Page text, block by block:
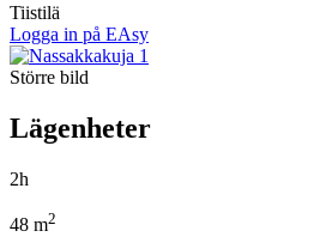
Tiistilä
Logga in på EAsy
Större bild
Lägenheter
2h
48 m2